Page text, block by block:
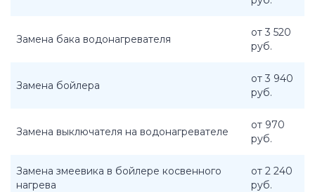
Замена бака водонагревателя
от 3 520
руб.
Замена бойлера
от 3 940
руб.
Замена выключателя на водонагревателе
от 970
руб.
Замена змеевика в бойлере косвенного
нагрева
от 2 240
руб.